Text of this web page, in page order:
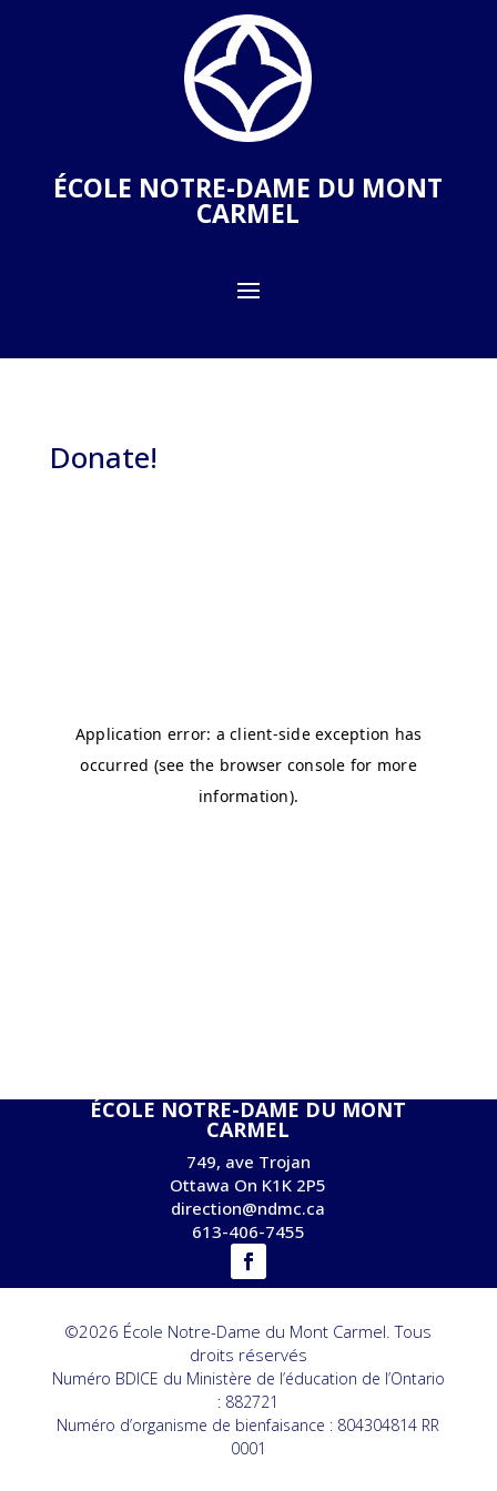
ÉCOLE NOTRE-DAME DU MONT
CARMEL
Donate!
ÉCOLE NOTRE-DAME DU MONT
CARMEL
749, ave Trojan
Ottawa On K1K 2P5
direction@ndmc.ca
613-406-7455
©2026 École Notre-Dame du Mont Carmel. Tous
droits réservés
Numéro BDICE du Ministère de l’éducation de l’Ontario
: 882721
Numéro d’organisme de bienfaisance : 804304814 RR
0001